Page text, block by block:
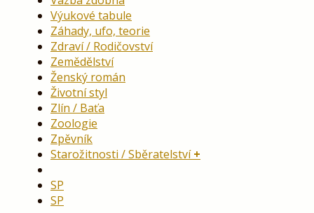
Výukové tabule
Záhady, ufo, teorie
Zdraví / Rodičovství
Zemědělství
Ženský román
Životní styl
Zlín / Baťa
Zoologie
Zpěvník
Starožitnosti / Sběratelství
SP
SP